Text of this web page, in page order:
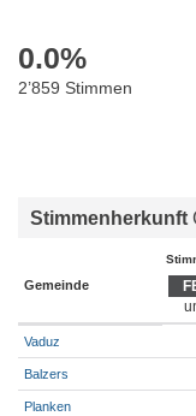
0.0%
2’859 Stimmen
Stimmenherkunft
Gemeinde
Vaduz
Balzers
Planken